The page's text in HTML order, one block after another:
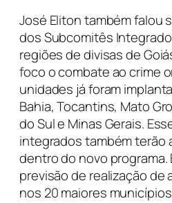
José Eliton também falou
dos Subcomitês
regiões de divisas de
foco o combate ao crime
unidades já foram
Bahia, Tocantins, Mato
do Sul e Minas Gerais.
integrados também terão
dentro do novo programa.
previsão de realização de
nos 20 maiores